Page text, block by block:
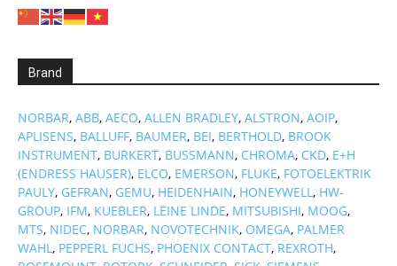
Brand
NORBAR, ABB, AECO, ALLEN BRADLEY, ALSTRON, AOIP,
APLISENS, BALLUFF, BAUMER, BEI, BERTHOLD, BROOK
INSTRUMENT, BURKERT, BUSSMANN, CHROMA, CKD, E+H
(ENDRESS HAUSER), ELCO, EMERSON, FLUKE, FOTOELEKTRIK
PAULY, GEFRAN, GEMU, HEIDENHAIN, HONEYWELL, HW-
GROUP, IFM, KUEBLER, LEINE LINDE, MITSUBISHI, MOOG,
MTS, NIDEC, NORBAR, NOVOTECHNIK, OMEGA, PALMER
WAHL, PEPPERL FUCHS, PHOENIX CONTACT, REXROTH,